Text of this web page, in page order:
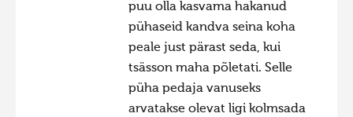
puu olla kasvama hakanud
pühaseid kandva seina koha
peale just pärast seda, kui
tsässon maha põletati. Selle
püha pedaja vanuseks
arvatakse olevat ligi kolmsada